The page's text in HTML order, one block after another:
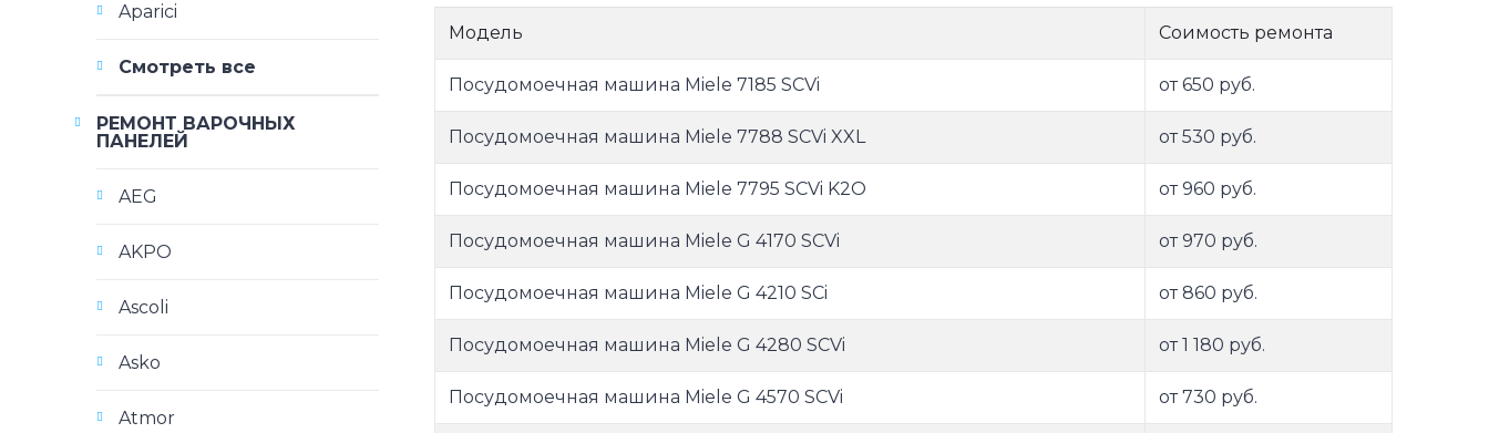
Модель Соимость ремонта
Посудомоечная машина Miele 7185 SCVi от 650 руб.
Посудомоечная машина Miele 7788 SCVi XXL от 530 руб.
Посудомоечная машина Miele 7795 SCVi K2O от 960 руб.
Посудомоечная машина Miele G 4170 SCVi от 970 руб.
Посудомоечная машина Miele G 4210 SCi от 860 руб.
Посудомоечная машина Miele G 4280 SCVi от 1 180 руб.
Посудомоечная машина Miele G 4570 SCVi от 730 руб.
Aparici
Смотреть все
РЕМОНТ ВАРОЧНЫХ
ПАНЕЛЕЙ
AEG
AKPO
Ascoli
Asko
Atmor